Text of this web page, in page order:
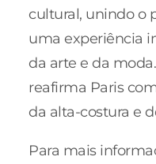
cultural, unindo o
uma experiência
da arte e da
reafirma Paris
da alta-costura e
Para mais